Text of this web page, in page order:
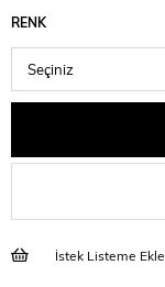
RENK
İstek Listeme Ekle